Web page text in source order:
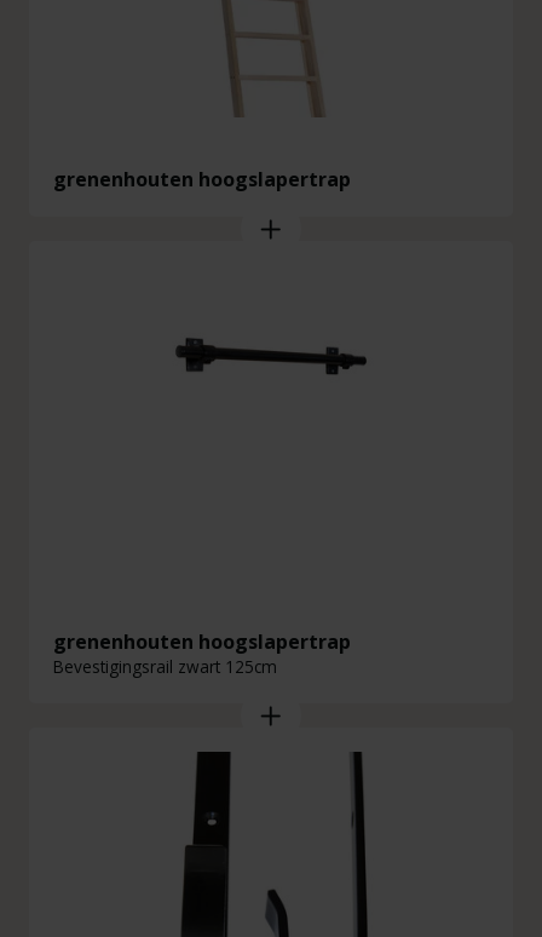
grenenhouten hoogslapertrap
grenenhouten hoogslapertrap
Bevestigingsrail zwart 125cm